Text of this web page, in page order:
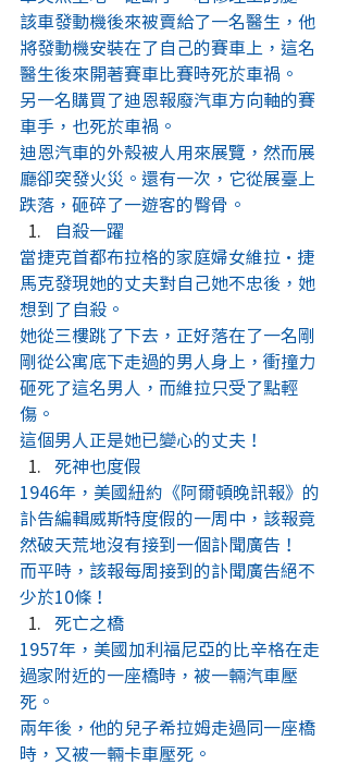
該車發動機後來被賣給了一名醫生，他
將發動機安裝在了自己的賽車上，這名
醫生後來開著賽車比賽時死於車禍。
另一名購買了迪恩報廢汽車方向軸的賽
車手，也死於車禍。
迪恩汽車的外殼被人用來展覽，然而展
廳卻突發火災。還有一次，它從展臺上
跌落，砸碎了一遊客的臀骨。
自殺一躍
當捷克首都布拉格的家庭婦女維拉·捷
馬克發現她的丈夫對自己她不忠後，她
想到了自殺。
她從三樓跳了下去，正好落在了一名剛
剛從公寓底下走過的男人身上，衝撞力
砸死了這名男人，而維拉只受了點輕
傷。
這個男人正是她已變心的丈夫！
死神也度假
1946年，美國紐約《阿爾頓晚訊報》的
訃告編輯威斯特度假的一周中，該報竟
然破天荒地沒有接到一個訃聞廣告！
而平時，該報每周接到的訃聞廣告絕不
少於10條！
死亡之橋
1957年，美國加利福尼亞的比辛格在走
過家附近的一座橋時，被一輛汽車壓
死。
兩年後，他的兒子希拉姆走過同一座橋
時，又被一輛卡車壓死。